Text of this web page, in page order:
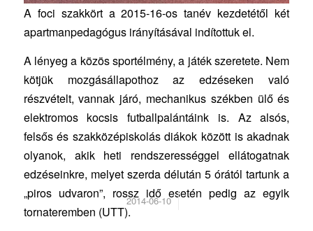
A foci szakkört a 2015-16-os tanév kezdetétől két
apartmanpedagógus irányításával indítottuk el.
A lényeg a közös sportélmény, a játék szeretete. Nem
kötjük mozgásállapothoz az edzéseken való
részvételt, vannak járó, mechanikus székben ülő és
elektromos kocsis futballpalántáink is. Az alsós,
felsős és szakközépiskolás diákok között is akadnak
olyanok, akik heti rendszerességgel ellátogatnak
edzéseinkre, melyet szerda délután 5 órától tartunk a
„piros udvaron”, rossz idő esetén pedig az egyik
tornateremben (UTT).
2014-06-10
/